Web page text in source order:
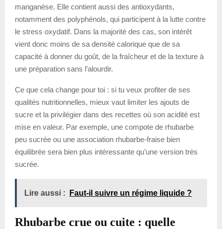
manganèse. Elle contient aussi des antioxydants,
notamment des polyphénols, qui participent à la lutte contre
le stress oxydatif. Dans la majorité des cas, son intérêt
vient donc moins de sa densité calorique que de sa
capacité à donner du goût, de la fraîcheur et de la texture à
une préparation sans l’alourdir.
Ce que cela change pour toi : si tu veux profiter de ses
qualités nutritionnelles, mieux vaut limiter les ajouts de
sucre et la privilégier dans des recettes où son acidité est
mise en valeur. Par exemple, une compote de rhubarbe
peu sucrée ou une association rhubarbe-fraise bien
équilibrée sera bien plus intéressante qu’une version très
sucrée.
Lire aussi : Faut-il suivre un régime liquide ?
Rhubarbe crue ou cuite : quelle